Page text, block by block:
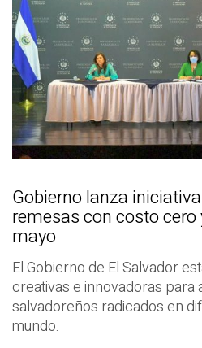
Gobierno lanza
remesas con costo
mayo
El Gobierno de El Salvador
creativas e innovadoras para
salvadoreños radicados en
mundo.